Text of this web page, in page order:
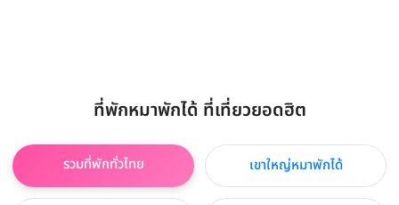
ที่พักหมาพักได้ ที่เที่ยวยอดฮิต
รวมที่พักทั่วไทย เขาใหญ่หมาพักได้